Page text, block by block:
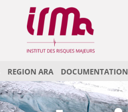
REGION ARA DOCUMENTATION